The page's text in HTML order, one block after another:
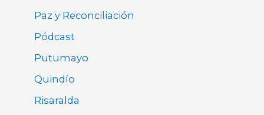
Paz y Reconciliación
Pódcast
Putumayo
Quindío
Risaralda